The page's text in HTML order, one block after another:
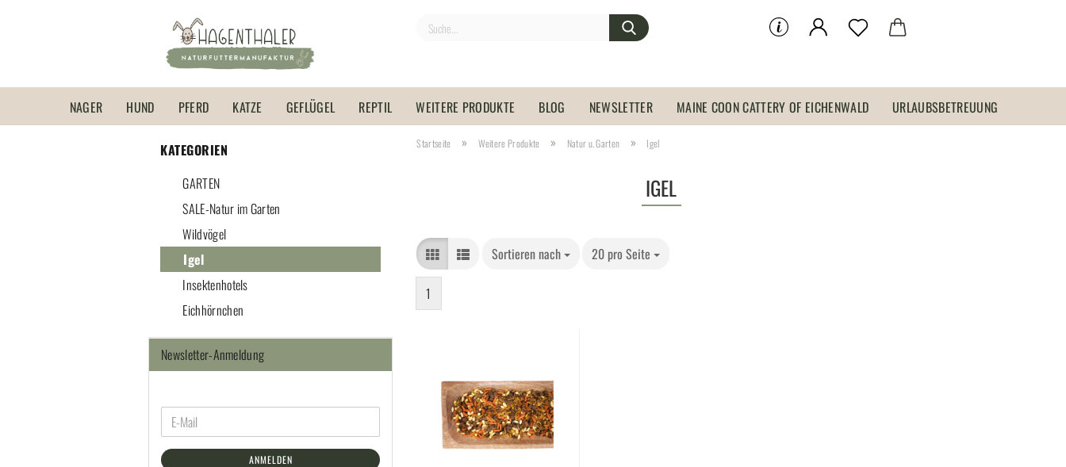
NAGER HUND PFERD KATZE GEFLÜGEL REPTIL WEITERE PRODUKTE BLOG NEWSLETTER MAINE COON CATTERY OF EICHENWALD URLAUBSBETREUUNG
Startseite » Weitere Produkte » Natur u. Garten » Igel
IGEL
Sortieren nach 20 pro Seite
1
KATEGORIEN
GARTEN
SALE-Natur im Garten
Wildvögel
Igel
Insektenhotels
Eichhörnchen
Newsletter-Anmeldung
ANMELDEN